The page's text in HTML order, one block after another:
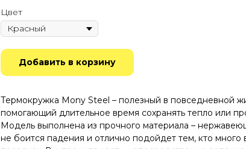
Цвет
Добавить в корзину
Термокружка Mony Steel – полезный в повседневной
помогающий длительное время сохранять тепло или
Модель выполнена из прочного материала –
не боится падения и отлично подойдет тем, кто много